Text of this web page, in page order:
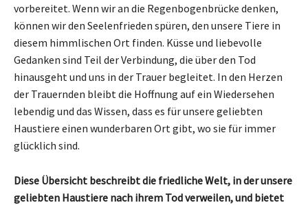
vorbereitet. Wenn wir an die Regenbogenbrücke denken,
können wir den Seelenfrieden spüren, den unsere Tiere in
diesem himmlischen Ort finden. Küsse und liebevolle
Gedanken sind Teil der Verbindung, die über den Tod
hinausgeht und uns in der Trauer begleitet. In den Herzen
der Trauernden bleibt die Hoffnung auf ein Wiedersehen
lebendig und das Wissen, dass es für unsere geliebten
Haustiere einen wunderbaren Ort gibt, wo sie für immer
glücklich sind.
Diese Übersicht beschreibt die friedliche Welt, in der unsere
geliebten Haustiere nach ihrem Tod verweilen, und bietet